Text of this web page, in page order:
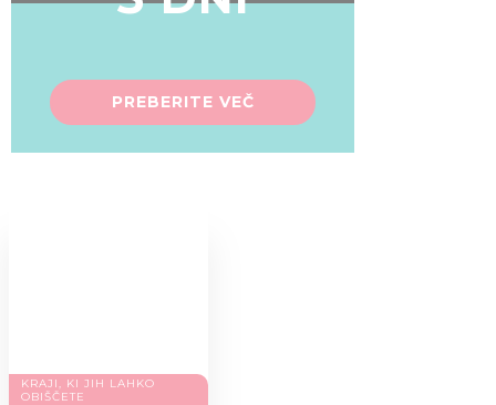
PREBERITE VEČ
KRAJI, KI JIH LAHKO
OBIŠČETE